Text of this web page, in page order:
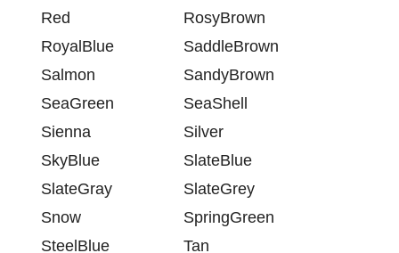
Red
RosyBrown
RoyalBlue
SaddleBrown
Salmon
SandyBrown
SeaGreen
SeaShell
Sienna
Silver
SkyBlue
SlateBlue
SlateGray
SlateGrey
Snow
SpringGreen
SteelBlue
Tan